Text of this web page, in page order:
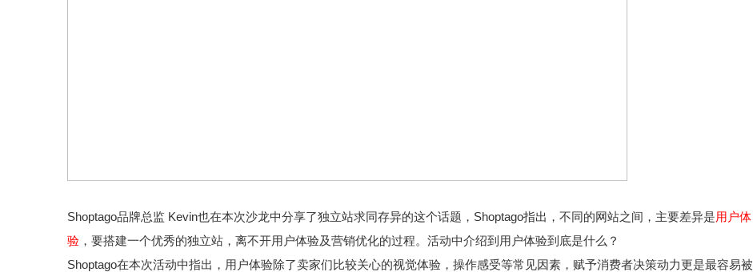
Shoptago品牌总监 Kevin也在本次沙龙中分享了独立站求同存异的这个话题，Shoptago指出，不同的网站之间，主要差异是用户体
验 ，要搭建一个优秀的独立站，离不开用户体验及营销优化的过程。活动中介绍到用户体验到底是什么？
Shoptago在本次活动中指出，用户体验除了卖家们比较关心的视觉体验，操作感受等常见因素，赋予消费者决策动力更是最容易被